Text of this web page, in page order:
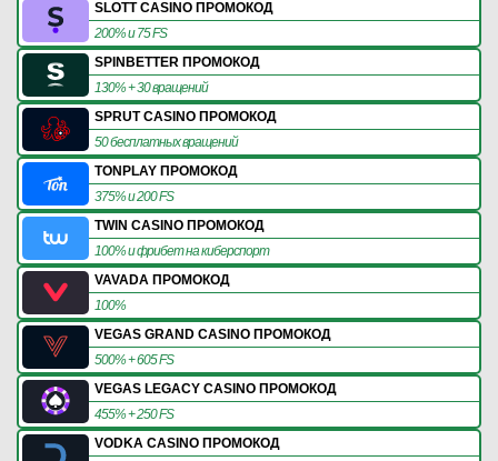
SLOTT CASINO ПРОМОКОД
200% и 75 FS
SPINBETTER ПРОМОКОД
130% + 30 вращений
SPRUT CASINO ПРОМОКОД
50 бесплатных вращений
TONPLAY ПРОМОКОД
375% и 200 FS
TWIN CASINO ПРОМОКОД
100% и фрибет на киберспорт
VAVADA ПРОМОКОД
100%
VEGAS GRAND CASINO ПРОМОКОД
500% + 605 FS
VEGAS LEGACY CASINO ПРОМОКОД
455% + 250 FS
VODKA CASINO ПРОМОКОД